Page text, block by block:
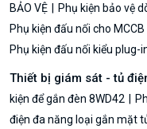
BẢO VỆ
Phụ kiện bảo vệ
Phụ kiện đấu nối cho MCCB
Phụ kiện đấu nối kiểu plug-
Thiết bị giám sát - tủ
kiện để gắn đèn 8WD42
điện đa năng loại gắn mặt